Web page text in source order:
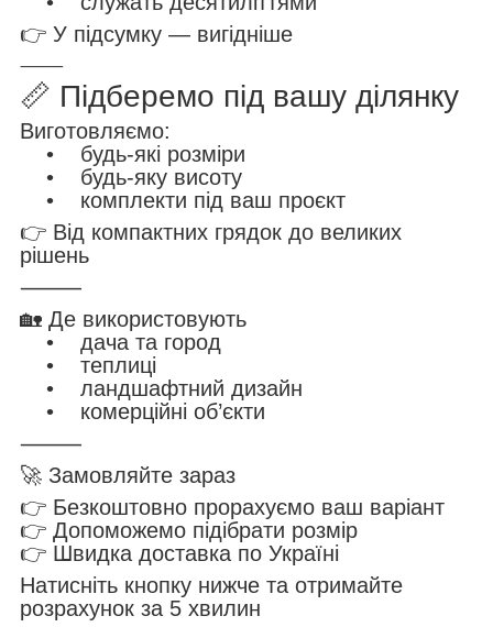
👉 У підсумку — вигідніше
⸻
📏 Підберемо під вашу ділянку
Виготовляємо:
• будь-які розміри
• будь-яку висоту
• комплекти під ваш проєкт
👉 Від компактних грядок до великих
рішень
⸻
🏡 Де використовують
• дача та город
• теплиці
• ландшафтний дизайн
• комерційні об’єкти
⸻
🚀 Замовляйте зараз
👉 Безкоштовно прорахуємо ваш варіант
👉 Допоможемо підібрати розмір
👉 Швидка доставка по Україні
Натисніть кнопку нижче та отримайте
розрахунок за 5 хвилин